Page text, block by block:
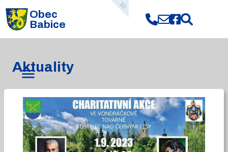
Obec
Babice
10
Aktuality